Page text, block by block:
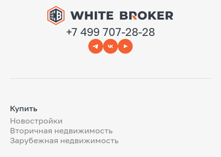
+7 499 707-28-28
Купить
Новостройки
Вторичная недвижимость
Зарубежная недвижимость